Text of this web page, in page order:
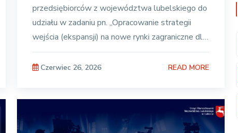
przedsiębiorców z województwa lubelskiego do
udziału w zadaniu pn. „Opracowanie strategii
wejścia (ekspansji) na nowe rynki zagraniczne dla
mikro, małych i średnich
Czerwiec 26, 2026 READ MORE